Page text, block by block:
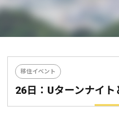
移住イベント
26日：Uターンナイ